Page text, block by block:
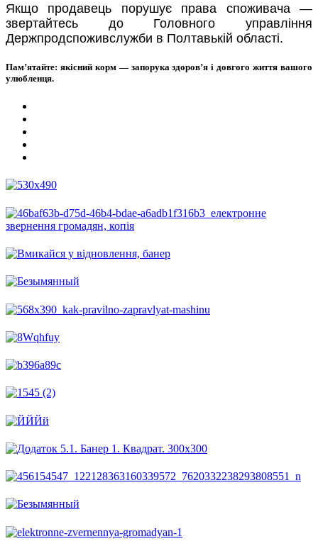
Якщо продавець порушує права споживача —
звертайтесь до Головного управління
Держпродспоживслужби в Полтавькій області.
Пам’ятайте: якісний корм — запорука здоров’я і довгого життя вашого
улюбленця.